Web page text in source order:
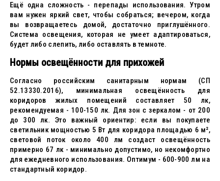
Ещё одна сложность - перепады использования. Утром
вам нужен яркий свет, чтобы собраться; вечером, когда
вы возвращаетесь домой, достаточно приглушённого.
Система освещения, которая не умеет адаптироваться,
будет либо слепить, либо оставлять в темноте.
Нормы освещённости для прихожей
Согласно российским санитарным нормам (СП
52.13330.2016), минимальная освещённость для
коридоров жилых помещений составляет 50 лк,
рекомендуемая - 100-150 лк. Для зон с зеркалом - от 200
до 300 лк. Это важный ориентир: если вы покупаете
светильник мощностью 5 Вт для коридора площадью 6 м²,
световой поток около 400 лм создаст освещённость
примерно 67 лк - минимально допустимо, но некомфортно
для ежедневного использования. Оптимум - 600-900 лм на
стандартный коридор.